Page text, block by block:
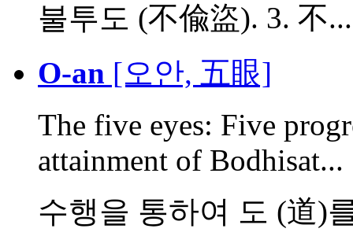
불투도 (不偸盜). 3. 不...
O-an [오안, 五眼]
The five eyes: Five
attainment of Bodhisat...
수행을 통하여 도 (道)